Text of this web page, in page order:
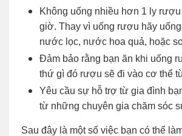
Không uống nhiều hơn 1 ly rượu
giờ. Thay vì uống rượu hãy uống
nước lọc, nước hoa quả, hoặc
Đảm bảo rằng bạn ăn khi uống
thứ gì đó rượu sẽ đi vào cơ thể
Yêu cầu sự hỗ trợ từ gia đình
từ những chuyên gia chăm sóc
Sau đây là một số việc bạn có thể